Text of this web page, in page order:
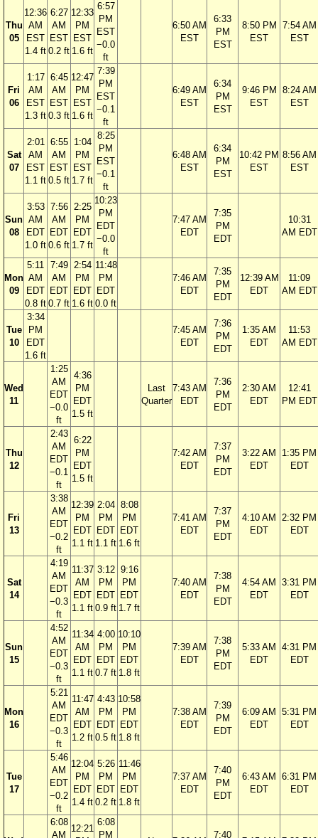
Thu
05
12:36
AM
EST
1.4 ft
6:27
AM
EST
0.2 ft
12:33
PM
EST
1.6 ft
6:57
PM
EST
−0.0
ft
6:50 AM
EST
6:33
PM
EST
8:50 PM
EST
7:54 AM
EST
Fri
06
1:17
AM
EST
1.3 ft
6:45
AM
EST
0.3 ft
12:47
PM
EST
1.6 ft
7:39
PM
EST
−0.1
ft
6:49 AM
EST
6:34
PM
EST
9:46 PM
EST
8:24 AM
EST
Sat
07
2:01
AM
EST
1.1 ft
6:55
AM
EST
0.5 ft
1:04
PM
EST
1.7 ft
8:25
PM
EST
−0.1
ft
6:48 AM
EST
6:34
PM
EST
10:42 PM
EST
8:56 AM
EST
Sun
08
3:53
AM
EDT
1.0 ft
7:56
AM
EDT
0.6 ft
2:25
PM
EDT
1.7 ft
10:23
PM
EDT
−0.0
ft
7:47 AM
EDT
7:35
PM
EDT
10:31
AM EDT
Mon
09
5:11
AM
EDT
0.8 ft
7:49
AM
EDT
0.7 ft
2:54
PM
EDT
1.6 ft
11:48
PM
EDT
0.0 ft
7:46 AM
EDT
7:35
PM
EDT
12:39 AM
EDT
11:09
AM EDT
Tue
10
3:34
PM
EDT
1.6 ft
7:45 AM
EDT
7:36
PM
EDT
1:35 AM
EDT
11:53
AM EDT
Wed
11
1:25
AM
EDT
−0.0
ft
4:36
PM
EDT
1.5 ft
Last
Quarter
7:43 AM
EDT
7:36
PM
EDT
2:30 AM
EDT
12:41
PM EDT
Thu
12
2:43
AM
EDT
−0.1
ft
6:22
PM
EDT
1.5 ft
7:42 AM
EDT
7:37
PM
EDT
3:22 AM
EDT
1:35 PM
EDT
Fri
13
3:38
AM
EDT
−0.2
ft
12:39
PM
EDT
1.1 ft
2:04
PM
EDT
1.1 ft
8:08
PM
EDT
1.6 ft
7:41 AM
EDT
7:37
PM
EDT
4:10 AM
EDT
2:32 PM
EDT
Sat
14
4:19
AM
EDT
−0.3
ft
11:37
AM
EDT
1.1 ft
3:12
PM
EDT
0.9 ft
9:16
PM
EDT
1.7 ft
7:40 AM
EDT
7:38
PM
EDT
4:54 AM
EDT
3:31 PM
EDT
Sun
15
4:52
AM
EDT
−0.3
ft
11:34
AM
EDT
1.1 ft
4:00
PM
EDT
0.7 ft
10:10
PM
EDT
1.8 ft
7:39 AM
EDT
7:38
PM
EDT
5:33 AM
EDT
4:31 PM
EDT
Mon
16
5:21
AM
EDT
−0.3
ft
11:47
AM
EDT
1.2 ft
4:43
PM
EDT
0.5 ft
10:58
PM
EDT
1.8 ft
7:38 AM
EDT
7:39
PM
EDT
6:09 AM
EDT
5:31 PM
EDT
Tue
17
5:46
AM
EDT
−0.2
ft
12:04
PM
EDT
1.4 ft
5:26
PM
EDT
0.2 ft
11:46
PM
EDT
1.8 ft
7:37 AM
EDT
7:40
PM
EDT
6:43 AM
EDT
6:31 PM
EDT
6:08
AM
12:21
6:08
PM
7:40